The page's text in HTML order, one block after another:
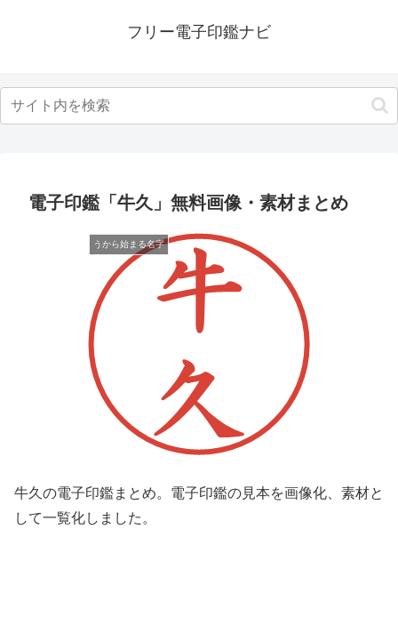
フリー電子印鑑ナビ
電子印鑑「牛久」無料画像・素材まとめ
うから始まる名字
牛久の電子印鑑まとめ。電子印鑑の見本を画像化、素材と
して一覧化しました。